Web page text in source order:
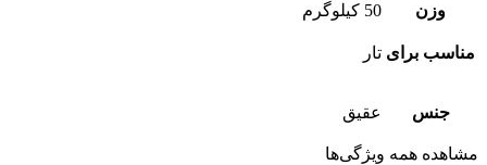
وزن 50 کیلوگرم
مناسب برای تار
جنس عقیق
مشاهده همه ویژگی‌ها